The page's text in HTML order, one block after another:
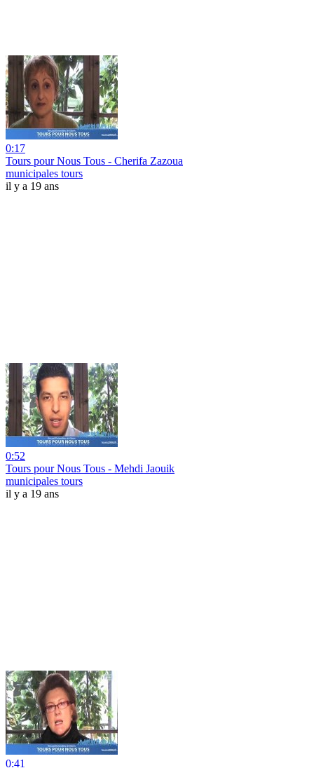
0:17
Tours pour Nous Tous - Cherifa Zazoua
municipales tours
il y a 19 ans
0:52
Tours pour Nous Tous - Mehdi Jaouik
municipales tours
il y a 19 ans
0:41